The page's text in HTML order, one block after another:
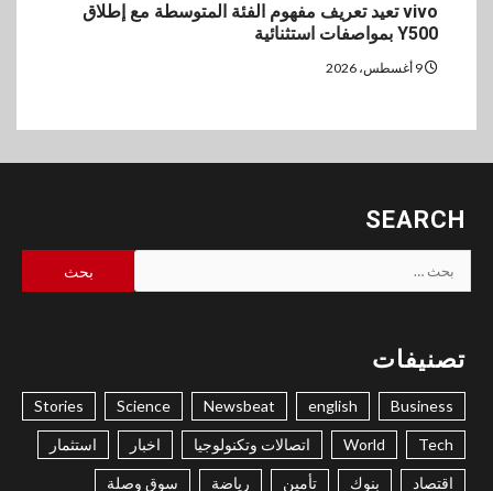
vivo تعيد تعريف مفهوم الفئة المتوسطة مع إطلاق
Y500 بمواصفات استثنائية
SEARCH
البحث
عن:
تصنيفات
Business
english
Newsbeat
Science
Stories
Tech
World اتصالات وتكنولوجيا اخبار استثمار
اقتصاد بنوك تأمين رياضة سوق وصلة